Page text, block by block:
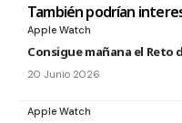
También podrían
Apple Watch
Consigue mañana el Reto
20 Junio 2026
Apple Watch